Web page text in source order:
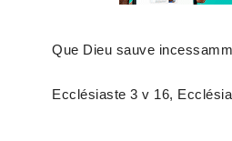
Que Dieu sauve
Ecclésiaste 3 v 16,